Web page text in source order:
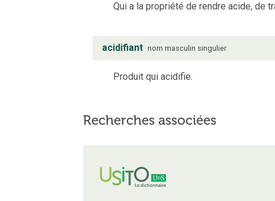
Qui a la propriété de rendre acide, de
acidifiant nom masculin singulier
Produit qui acidifie.
Recherches associées